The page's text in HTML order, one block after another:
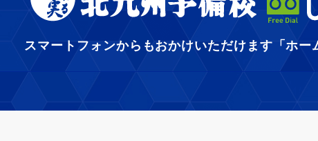
スマートフォンからもおかけいただけます 「ホ